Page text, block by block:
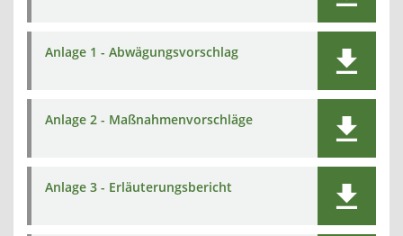
Anlage 1 - Abwägungsvorschlag
Anlage 2 - Maßnahmenvorschläge
Anlage 3 - Erläuterungsbericht